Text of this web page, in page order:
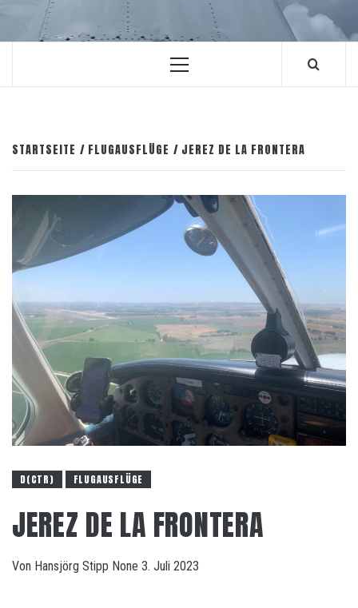
Primäres
STARTSEITE FLUGAUSFLÜGE JEREZ DE LA FRONTERA
D(CTR) FLUGAUSFLÜGE
JEREZ DE LA FRONTERA
Von Hansjörg Stipp None 3. Juli 2023